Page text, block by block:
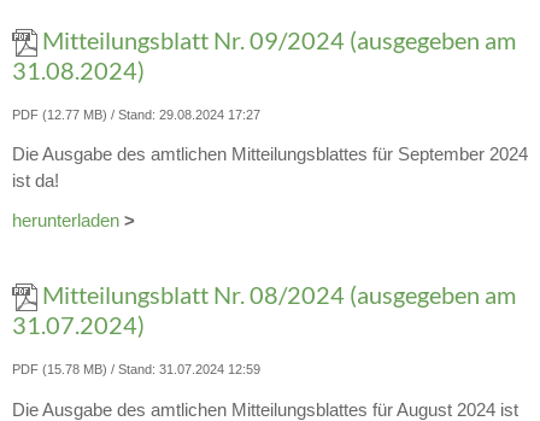
Mitteilungsblatt Nr. 09/2024 (ausgegeben am
31.08.2024)
PDF (12.77 MB) Stand: 29.08.2024 17:27
Die Ausgabe des amtlichen Mitteilungsblattes für September 2024
ist da!
herunterladen >
Mitteilungsblatt Nr. 08/2024 (ausgegeben am
31.07.2024)
PDF (15.78 MB) Stand: 31.07.2024 12:59
Die Ausgabe des amtlichen Mitteilungsblattes für August 2024 ist